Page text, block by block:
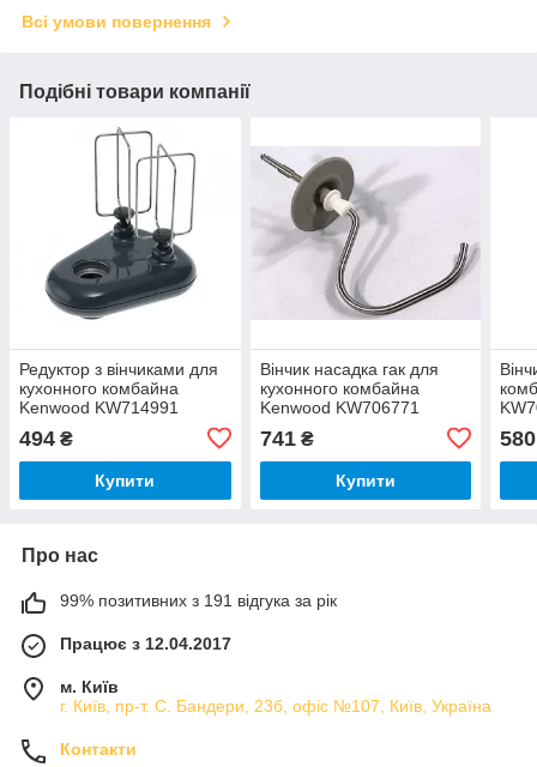
Всі умови повернення
Подібні товари компанії
Редуктор з вінчиками для
кухонного комбайна
Kenwood KW714991
494 ₴
Купити
Вінчик насадка гак для
кухонного комбайна
Kenwood KW706771
741₴
Купити
580
Про нас
99% позитивних з 191 відгука за рік
Працює з 12.04.2017
м. Київ
г. Київ, пр-т. С. Бандери, 23б, офіс №107, Київ, Україна
Контакти